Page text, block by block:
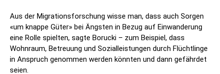
Aus der Migrationsforschung wisse man, dass auch Sorgen
«um knappe Güter» bei Ängsten in Bezug auf Einwanderung
eine Rolle spielten, sagte Borucki – zum Beispiel, dass
Wohnraum, Betreuung und Sozialleistungen durch Flüchtlinge
in Anspruch genommen werden könnten und dann gefährdet
seien.